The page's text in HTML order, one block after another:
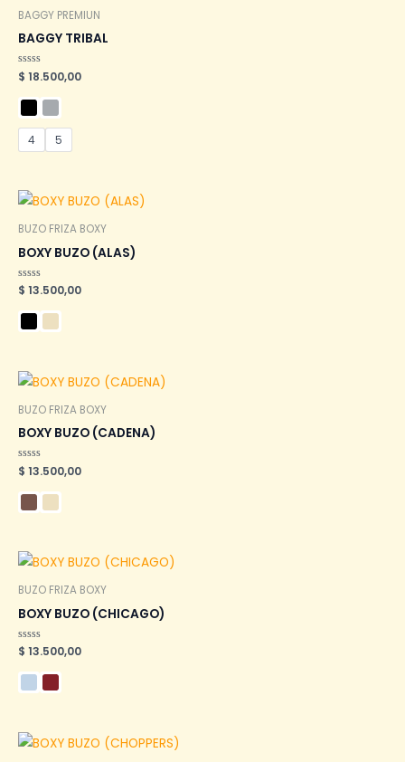
BAGGY PREMIUN
BAGGY TRIBAL
Valorado
en
0
de
5
$ 18.500,00
4 5
BUZO FRIZA BOXY
BOXY BUZO (ALAS)
Valorado
en
0
de
5
$ 13.500,00
BUZO FRIZA BOXY
BOXY BUZO (CADENA)
Valorado
en
0
de
5
$ 13.500,00
BUZO FRIZA BOXY
BOXY BUZO (CHICAGO)
Valorado
en
0
5
$ 13.500,00